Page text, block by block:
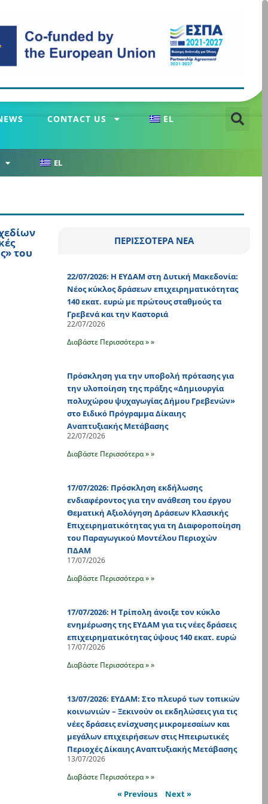
CONTACT US EL
EL
του
ΠΕΡΙΣΣΟΤΕΡΑ ΝΕΑ
22/07/2026: Η ΕΥΔΑΜ στη Δυτική Μακεδονία:
Νέος κύκλος δράσεων επιχειρηματικότητας
140 εκατ. ευρώ με πρώτους σταθμούς τα
Γρεβενά και την Καστοριά
22/07/2026
Διαβάστε Περισσότερα » »
Πρόσκληση για την υποβολή πρότασης για
την υλοποίηση της πράξης «Δημιουργία
πολυχώρου ψυχαγωγίας Δήμου Γρεβενών»
στο Ειδικό Πρόγραμμα Δίκαιης
Αναπτυξιακής Μετάβασης
22/07/2026
Διαβάστε Περισσότερα » »
17/07/2026: Πρόσκληση εκδήλωσης
ενδιαφέροντος για την ανάθεση του έργου
Θεματική Αξιολόγηση Δράσεων Κλασικής
Επιχειρηματικότητας για τη Διαφοροποίηση
του Παραγωγικού Μοντέλου Περιοχών
ΠΔΑΜ
17/07/2026
Διαβάστε Περισσότερα » »
17/07/2026: Η Τρίπολη άνοιξε τον κύκλο
ενημέρωσης της ΕΥΔΑΜ για τις νέες δράσεις
επιχειρηματικότητας ύψους 140 εκατ. ευρώ
17/07/2026
Διαβάστε Περισσότερα » »
13/07/2026: ΕΥΔΑΜ: Στο πλευρό των τοπικών
κοινωνιών – Ξεκινούν οι εκδηλώσεις για τις
νέες δράσεις ενίσχυσης μικρομεσαίων και
μεγάλων επιχειρήσεων στις Ηπειρωτικές
Περιοχές Δίκαιης Αναπτυξιακής Μετάβασης
13/07/2026
Διαβάστε Περισσότερα » »
« Previous Next »